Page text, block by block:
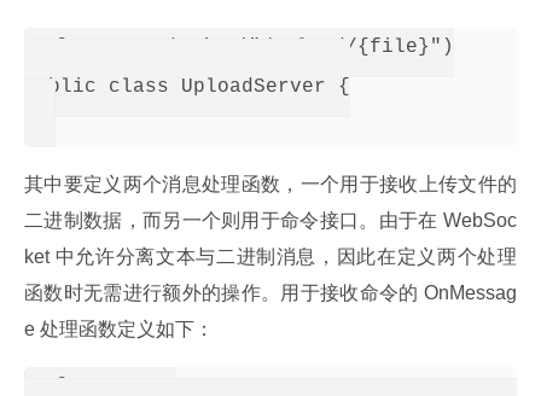
@ServerEndpoint("/upload/{file}")
public class UploadServer {
其中要定义两个消息处理函数，一个用于接收上传文件的
二进制数据，而另一个则用于命令接口。由于在 WebSoc
ket 中允许分离文本与二进制消息，因此在定义两个处理
函数时无需进行额外的操作。用于接收命令的 OnMessag
e 处理函数定义如下：